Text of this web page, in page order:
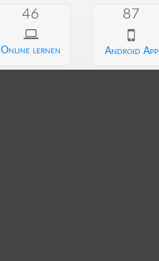
46
Online lernen
87
Android App